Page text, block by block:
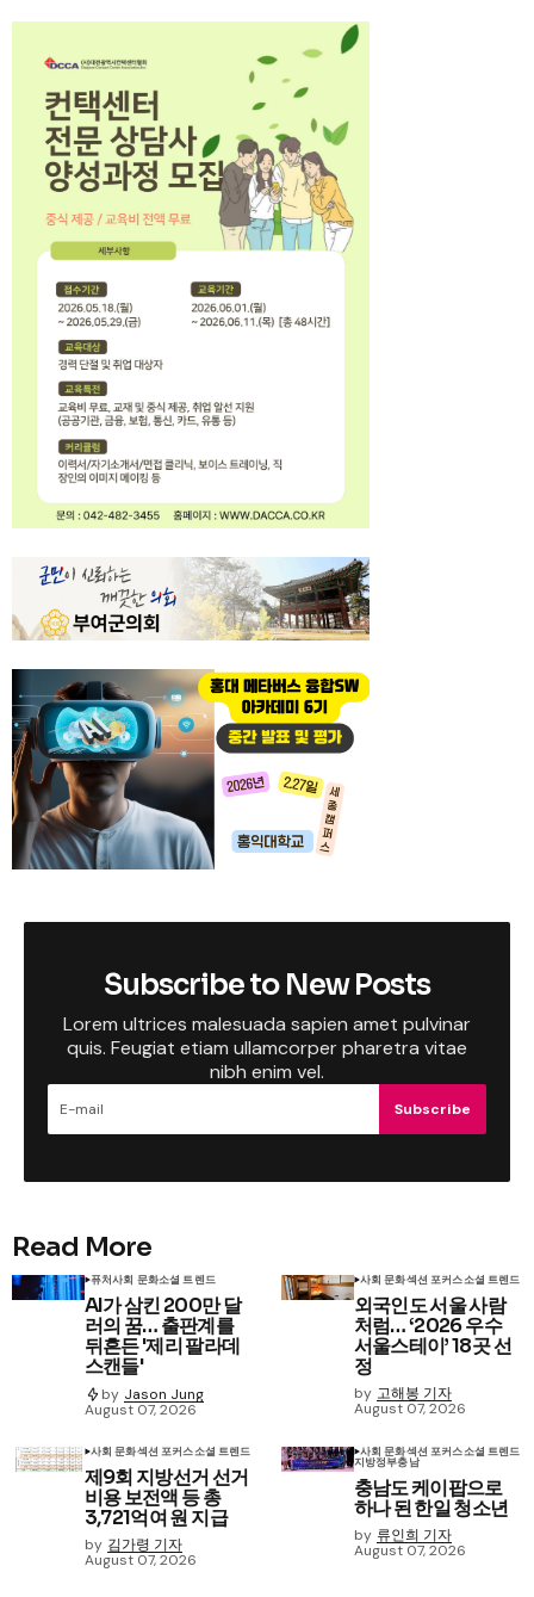
Subscribe to New Posts
Lorem ultrices malesuada sapien amet pulvinar
quis. Feugiat etiam ullamcorper pharetra vitae
nibh enim vel.
Subscribe
Read More
퓨처사회 문화소셜 트렌드
AI가 삼킨 200만 달
러의 꿈… 출판계를
뒤흔든 '제리 팔라데
스캔들'
by Jason Jung
August 07, 2026
사회 문화섹션 포커스소셜 트렌드
외국인도 서울 사람
처럼… ‘2026 우수
서울스테이’ 18곳 선
정
by 고해봉 기자
August 07, 2026
사회 문화섹션 포커스소셜 트렌드
제9회 지방선거 선거
비용 보전액 등 총
3,721억여 원 지급
by 김가령 기자
August 07, 2026
사회 문화섹션 포커스소셜 트렌드
지방정부충남
충남도 케이팝으로
하나 된 한일 청소년
by 류인희 기자
August 07, 2026